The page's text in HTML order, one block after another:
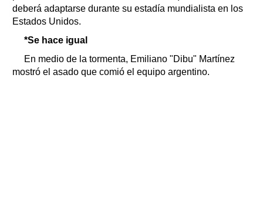
deberá adaptarse durante su estadía mundialista en los
Estados Unidos.
*Se hace igual
En medio de la tormenta, Emiliano "Dibu" Martínez
mostró el asado que comió el equipo argentino.